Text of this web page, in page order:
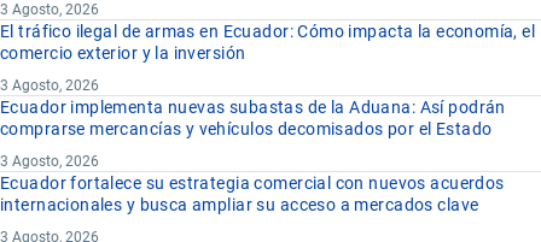
3 Agosto, 2026
El tráfico ilegal de armas en Ecuador: Cómo impacta la economía, el
comercio exterior y la inversión
3 Agosto, 2026
Ecuador implementa nuevas subastas de la Aduana: Así podrán
comprarse mercancías y vehículos decomisados por el Estado
3 Agosto, 2026
Ecuador fortalece su estrategia comercial con nuevos acuerdos
internacionales y busca ampliar su acceso a mercados clave
3 Agosto, 2026